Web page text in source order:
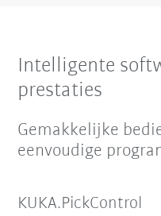
Intelligente
prestaties
Gemakkelijke
eenvoudige
KUKA.PickControl